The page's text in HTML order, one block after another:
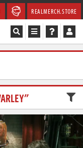
REALMERCH.STORE